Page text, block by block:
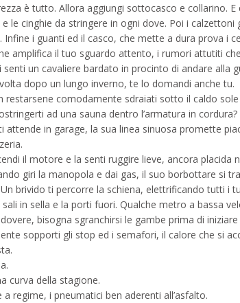
è tutto. Allora aggiungi sottocasco e collarino.
le cinghie da stringere in ogni dove. Poi i
Infine i guanti ed il casco, che mette a dura prova i
amplifica il tuo sguardo attento, i rumori attutiti
senti un cavaliere bardato in procinto di andare
dopo un lungo inverno, te lo domandi anche tu.
restarsene comodamente sdraiati sotto il caldo
ad una sauna dentro l’armatura in cordura?
attende in garage, la sua linea sinuosa promette
il motore e la senti ruggire lieve, ancora placida
giri la manopola e dai gas, il suo borbottare si
brivido ti percorre la schiena, elettrificando tutti i
sali in sella e la porti fuori. Qualche metro a bassa
bisogna sgranchirsi le gambe prima di
sopporti gli stop ed i semafori, il calore che si
curva della stagione.
regime, i pneumatici ben aderenti all’asfalto.